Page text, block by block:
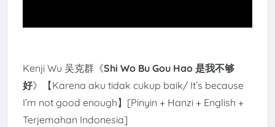
Kenji Wu 吴克群《Shi Wo Bu Gou Hao 是我不够
好》【Karena aku tidak cukup baik/ It’s because
I’m not good enough】[Pinyin + Hanzi + English +
Terjemahan Indonesia]